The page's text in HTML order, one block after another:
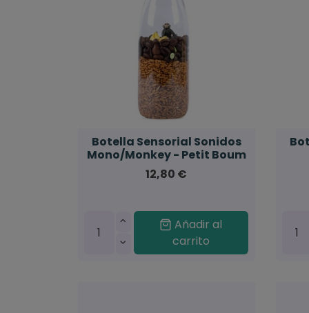
Botella Sensorial Sonidos
Mono/Monkey - Petit Boum
12,80 €
Añadir al
carrito